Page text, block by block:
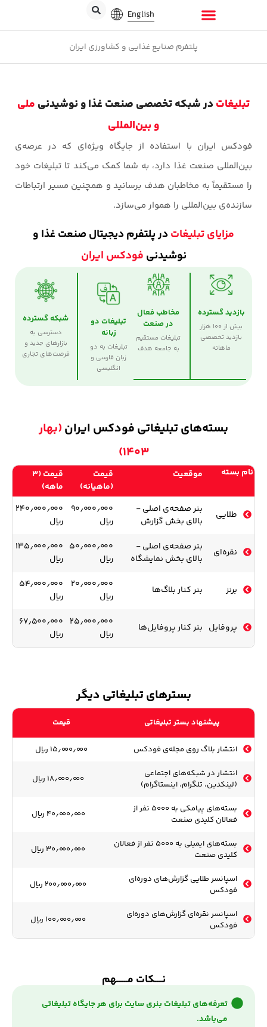
English
پلتفرم صنایع غذایی و کشاورزی ایران
تبلیغاتدر شبکه تخصصی صنعت غذا و نوشیدنی ملی
و بین‌المللی
فودکس ایران با استفاده از جایگاه ویژه‌ای که در عرصه‌ی
بین‌المللی صنعت غذا دارد، به شما کمک می‌کند تا تبلیغات خود
را مستقیماً به مخاطبان هدف برسانید و همچنین مسیر ارتباطات
سازنده‌ی بین‌المللی را هموار می‌سازد.
مزایای تبلیغاتدر پلتفرم دیجیتال صنعت غذا و
نوشیدنی فودکس ایران
بازدید گسترده
بیش از ۱۰۰ هزار
بازدید تخصصی
ماهانه
مخاطب فعال
در صنعت
تبلیغات مستقیم
به جامعه هدف
تبلیغات دو
زبانه
تبلیغات به دو
زبان فارسی و
انگلیسی
شبکه گسترده
دسترسی به
بازارهای جدید و
فرصت‌های تجاری
بسته‌های تبلیغاتی فودکس ایران(بهار
۱۴۰۳)
نام بسته موقعیت
قیمت
(ماهیانه)
قیمت (۳
ماهه)
طلایی
بنر صفحه‌ی اصلی -
بالای بخش گزارش
۹۰٫۰۰۰٫۰۰۰
ریال
۲۴۰٫۰۰۰٫۰۰۰
ریال
نقره‌ای
بنر صفحه‌ی اصلی -
بالای بخش نمایشگاه
۵۰٫۰۰۰٫۰۰۰
ریال
۱۳۵٫۰۰۰٫۰۰۰
ریال
برنز بنر کنار بلاگ‌ها
۲۰٫۰۰۰٫۰۰۰
ریال
۵۴٫۰۰۰٫۰۰۰
ریال
پروفایل بنر کنار پروفایل‌ها
۲۵٫۰۰۰٫۰۰۰
ریال
۶۷٫۵۰۰٫۰۰۰
ریال
بسترهای تبلیغاتی دیگر
پیشنهاد بستر تبلیغاتی قیمت
انتشار بلاگ روی مجله‌ی فودکس
۱۵٫۰۰۰٫۰۰۰ ریال
انتشار در شبکه‌های اجتماعی
(لینکدین، تلگرام، اینستاگرام)
۱۸٫۰۰۰٫۰۰۰ ریال
بسته‌های پیامکی به ۵۰۰۰ نفر از
فعالان کلیدی صنعت
۴۰٫۰۰۰٫۰۰۰ ریال
بسته‌های ایمیلی به ۵۰۰۰ نفر از فعالان
کلیدی صنعت
۳۰٫۰۰۰٫۰۰۰ ریال
اسپانسر طلایی گزارش‌های دوره‌ای
فودکس
۲۰۰٫۰۰۰٫۰۰۰ ریال
اسپانسر نقره‌ای گزارش‌های دوره‌ای
فودکس
۱۰۰٫۰۰۰٫۰۰۰ ریال
نــــکات مــــــهم
تعرفه‌های تبلیغات بنری سایت برای هر جایگاه تبلیغاتی
می‌باشد.